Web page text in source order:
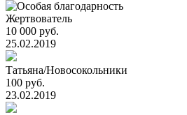
Жертвователь
10 000 руб.
25.02.2019
Татьяна/Новосокольники
100 руб.
23.02.2019